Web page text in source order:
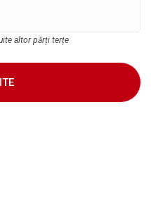
altor părți terțe